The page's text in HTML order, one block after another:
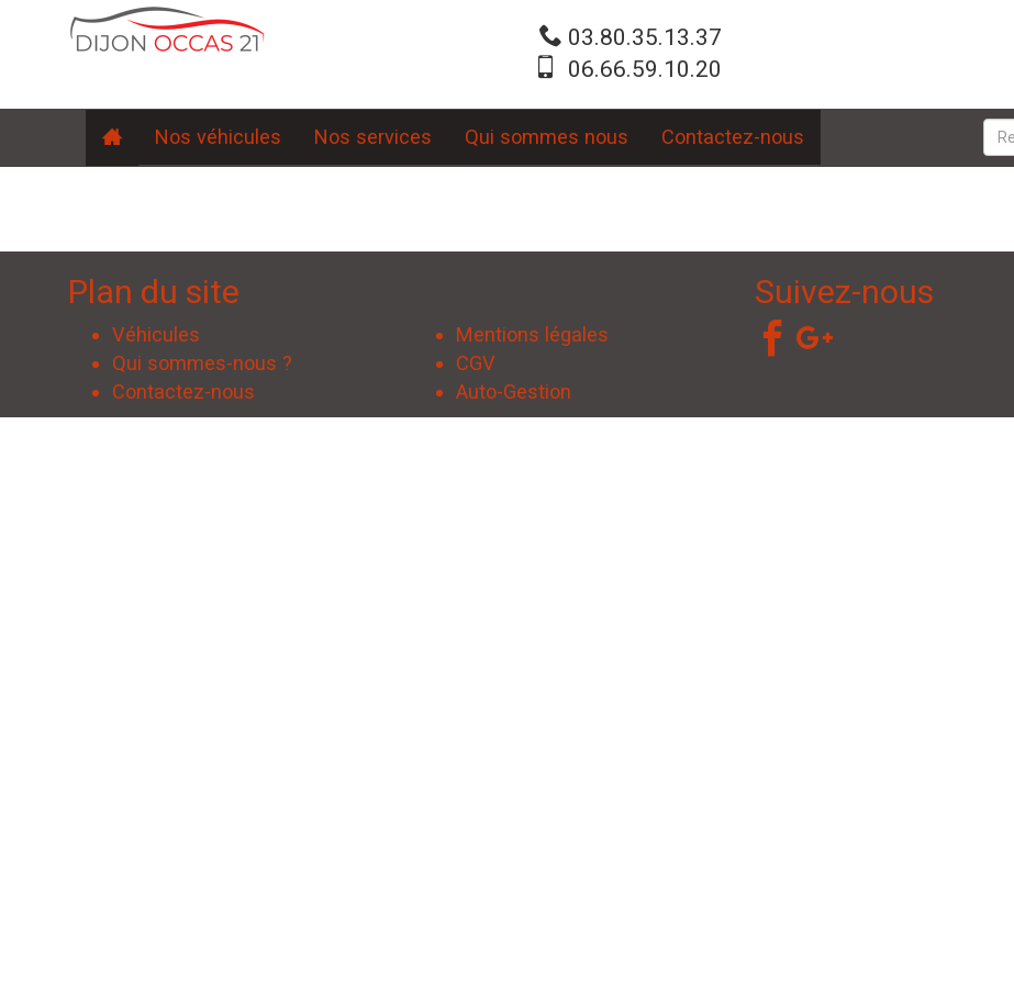
03.80.35.13.37
06.66.59.10.20
Nos véhicules Nos services Qui sommes nous Contactez-nous
Plan du site
Véhicules
Qui sommes-nous ?
Contactez-nous
Mentions légales
CGV
Auto-Gestion
Suivez-nous